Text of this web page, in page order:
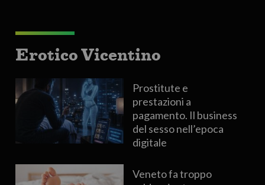
Erotico Vicentino
Prostitute e
prestazioni a
pagamento. Il business
del sesso nell’epoca
digitale
Veneto fa troppo